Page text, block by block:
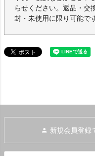
らせください。返品・交
封・未使用に限り可能で
新規会員登録